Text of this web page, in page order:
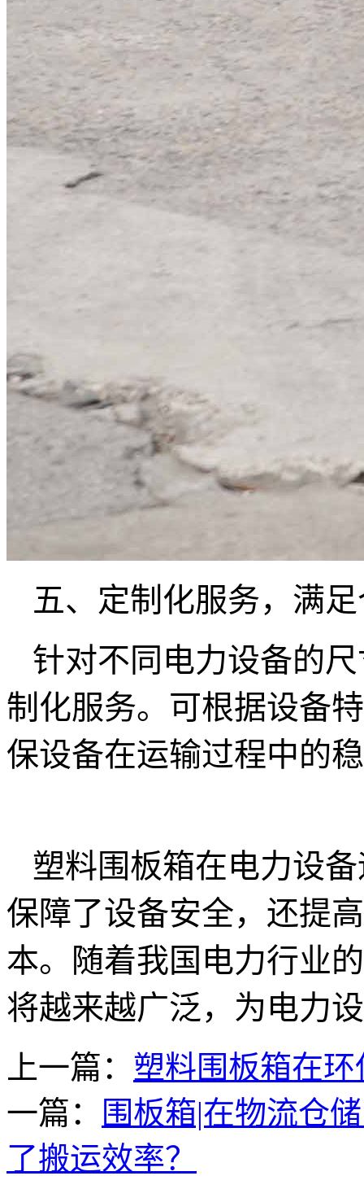
五、定制化服务，满
针对不同电力设备的
制化服务。可根据设备
保设备在运输过程中的
塑料围板箱在电力设
保障了设备安全，还提
本。随着我国电力行业
将越来越广泛，为电力
上一篇： 塑料围板箱在
一篇：
围板箱|在物流仓
了搬运效率？